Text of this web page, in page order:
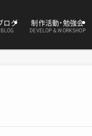
ログ
BLOG
制作活動・勉強会
DEVELOP & WORKSHOP